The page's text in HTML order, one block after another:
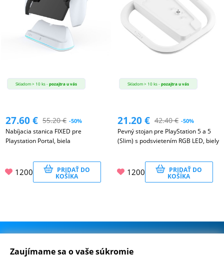
Skladom > 10 ks -pozajtra u vás
27.60€ 55.20€ -50%
Nabíjacia stanica FIXED pre
Playstation Portal, biela
1200 PRIDAŤ DO
KOŠÍKA
Skladom > 10 ks -pozajtra u vás
21.20€ 42.40€ -50%
Pevný stojan pre PlayStation 5 a 5
(Slim) s podsvietením RGB LED, biely
1200 PRIDAŤ DO
KOŠÍKA
.
500.000+ odoslaných balíčkov
Zaujímame sa o vaše súkromie